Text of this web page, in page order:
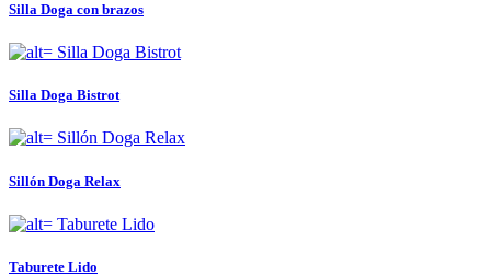
Silla Doga con brazos
Silla Doga Bistrot
Sillón Doga Relax
Taburete Lido